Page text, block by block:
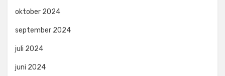
oktober 2024
september 2024
juli 2024
juni 2024